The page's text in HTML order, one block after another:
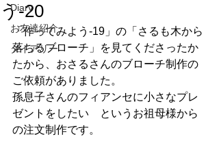
Diary
お友達紹介
ダイアリー
う-20
「作ってみよう-19」の「さるも木から
落ちるブローチ」を見てくださったか
たから、おさるさんのブローチ制作の
ご依頼がありました。
孫息子さんのフィアンセに小さなプレ
ゼントをしたい　というお祖母様から
の注文制作です。